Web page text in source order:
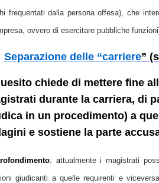
frequentati dalla persona offesa), che
ovvero di esercitare pubbliche
Separazione delle “carriere”
chiede di mettere fine
durante la carriera, di
in un procedimento) a
e sostiene la parte
: attualmente i magistrati
giudicanti a quelle requirenti e